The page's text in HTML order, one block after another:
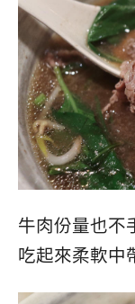
牛肉份量也不
吃起來柔軟中